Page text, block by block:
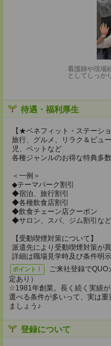
看護師や現場
としてしっか
待遇・福利厚生
【★ベネフィット・ステーシ
旅行、グルメ、リラク＆ビュ
児、ペットなど
各種ジャンルのお得な特典多数
＜一例＞
◆テーマパーク割引
◆宿泊、旅行割引
◆各種飲食店割引
◆飲食チェーン店クーポン
◆サロン、スパ、ジム割引など
【受動喫煙対策について】
派遣先により受動喫煙対策が異
詳細は職場見学時及び条件明
ポイント！
ご来社登録で
定あり）
☆1981年創業。長く続く実績が
選べる条件が多いって、実は
ましょう♪
登録について